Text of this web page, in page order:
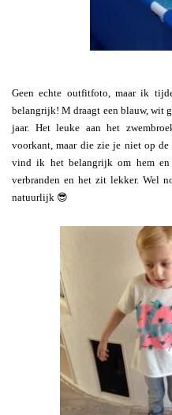
Geen echte outfitfoto, maar ik
belangrijk! M draagt een blauw, wit
jaar. Het leuke aan het
voorkant, maar die zie je niet op
vind ik het belangrijk om hem en
verbranden en het zit lekker. Wel
natuurlijk 😎